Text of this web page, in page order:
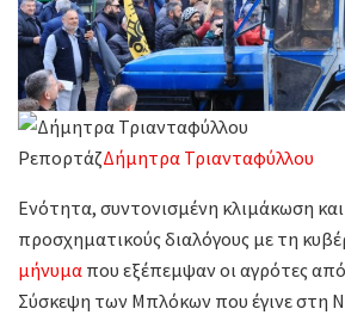
ΡεπορτάζΔήμητρα Τριανταφύλλου
Ενότητα, συντονισμένη κλιμάκωση και
προσχηματικούς διαλόγους με τη
μήνυμα που εξέπεμψαν οι αγρότες
Σύσκεψη των Μπλόκων που έγινε στη